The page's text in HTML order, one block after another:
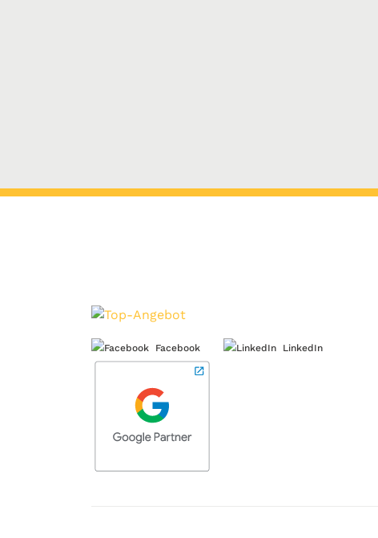
Facebook LinkedIn